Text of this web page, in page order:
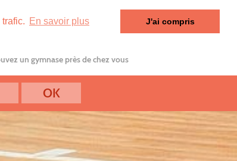
En savoir plus J'ai compris
un gymnase près de chez vous